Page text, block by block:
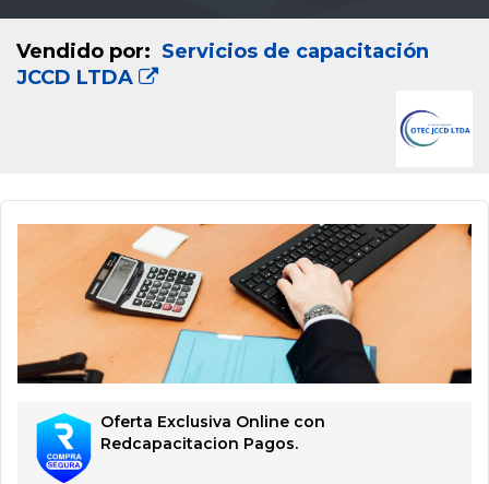
Vendido por: Servicios de capacitación
JCCD LTDA
Oferta Exclusiva Online con
Redcapacitacion Pagos.